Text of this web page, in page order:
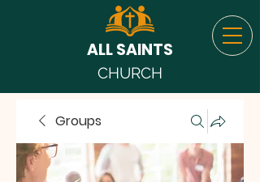
ALL SAINTS
CHURCH
Groups